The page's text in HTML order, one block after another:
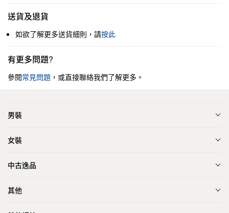
送貨及退貨
如欲了解更多送貨細則，請按此
有更多問題?
參閱常見問題 ，或直接聯絡我們了解更多。
男裝
女裝
中古逸品
其他